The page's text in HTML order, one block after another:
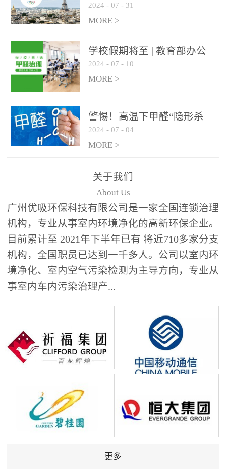
宿风波：优吸环保共建健康
绿色家居
2024 - 07 - 31
MORE >
学校假期将至 | 教育部办公
厅关于加强学校新建校舍室
内空气质量管理通知
2024 - 07 - 10
MORE >
警惕！高温下甲醛“隐形杀
手”来袭，你的家安全吗？
2024 - 07 - 04
MORE >
关于我们
About Us
广州优吸环保科技有限公司是一家全国连锁治理
机构，专业从事室内环境净化的高新环保企业。
目前累计至 2021年下半年已有 将近710多家分支
机构，全国职员已达到一千多人。公司以室内环
境净化、室内空气污染检测为主导方向，专业从
事室内车内污染治理产...
更多